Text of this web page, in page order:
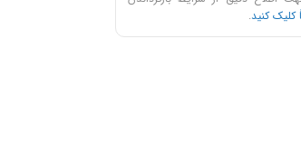
کلیک کنید.